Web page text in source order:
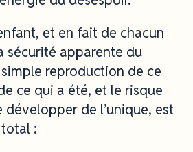
et en fait de chacun
sécurité apparente du
reproduction de ce
ce qui a été, et le risque
développer de l’unique, est
: